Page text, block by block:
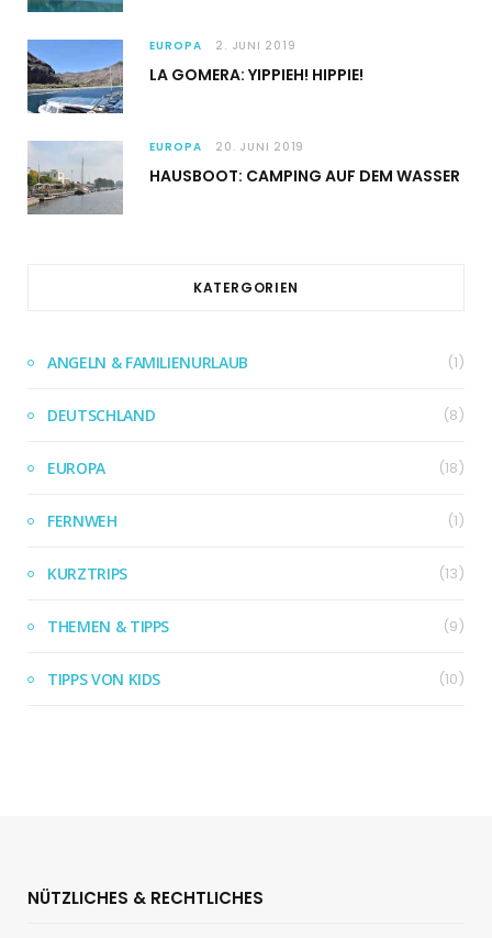
EUROPA 2. JUNI 2019
LA GOMERA: YIPPIEH! HIPPIE!
EUROPA 20. JUNI 2019
HAUSBOOT: CAMPING AUF DEM WASSER
KATERGORIEN
ANGELN & FAMILIENURLAUB (1)
DEUTSCHLAND (8)
EUROPA (18)
FERNWEH (1)
KURZTRIPS (13)
THEMEN & TIPPS (9)
TIPPS VON KIDS (10)
NÜTZLICHES & RECHTLICHES